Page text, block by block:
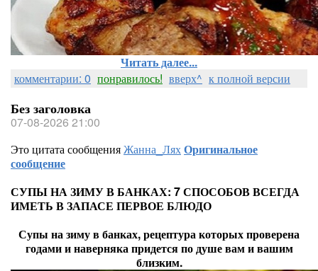
Читать далее...
комментарии: 0 понравилось! вверх^ к полной версии
Без заголовка
07-08-2026 21:00
Это цитата сообщенияЖанна_ЛяхОригинальное
сообщение
СУПЫ НА ЗИМУ В БАНКАХ: 7 СПОСОБОВ ВСЕГДА
ИМЕТЬ В ЗАПАСЕ ПЕРВОЕ БЛЮДО
Супы на зиму в банках, рецептура которых проверена
годами и наверняка придется по душе вам и вашим
близким.